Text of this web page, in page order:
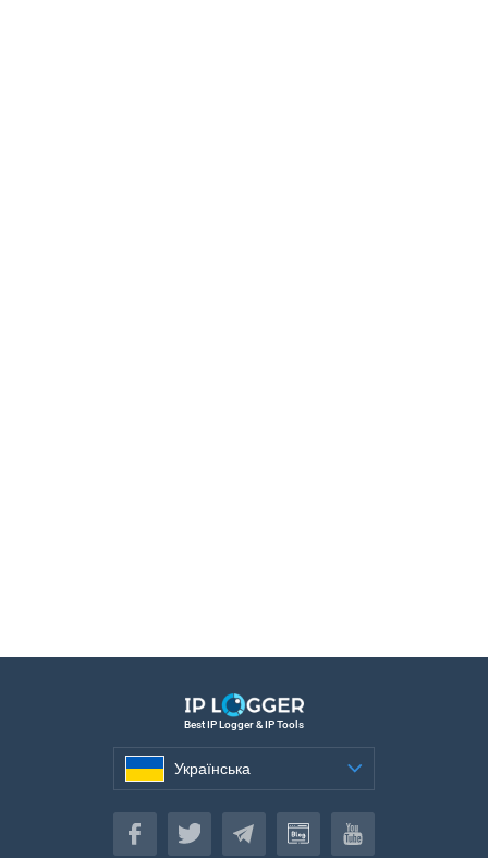
Best IP Logger & IP Tools
Українська
Українська